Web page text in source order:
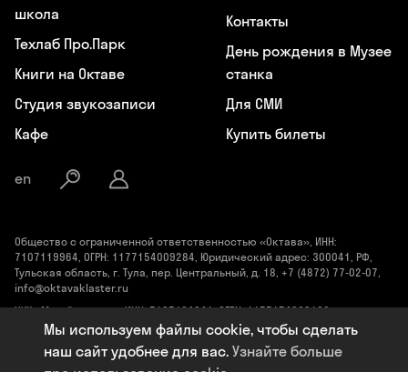
школа
Техлаб Про.Парк
Книги на Октаве
Студия звукозаписи
Кафе
Контакты
День рождения в Музее
станка
Для СМИ
Купить билеты
en
Общество с ограниченной ответственностью «Октава», ИНН:
7107119964, ОГРН: 1177154009284, Юридический адрес: 300041, РФ,
Тульская область, г. Тула, пер. Центральный, д. 18, +7 (4872) 77-02-07,
info@oktavaklaster.ru
ЧУК «Музей станка», ИНН: 7107124241, ОГРН: 1177154030162,
Юридический адрес: 300041, Тульская область, г. Тула, пер.
Центральный, д. 18, +7 (991) 414-00-98, info@oktavaklaster.ru
Политика обработки персональных данных
Мы используем файлы cookie, чтобы сделать
наш сайт удобнее для вас. Узнайте больше